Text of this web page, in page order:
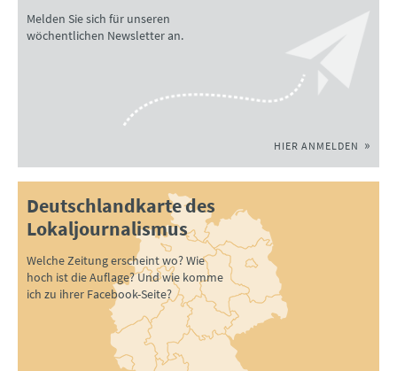
Melden Sie sich für unseren
wöchentlichen Newsletter an.
HIER ANMELDEN
Deutschlandkarte des
Lokaljournalismus
Welche Zeitung erscheint wo? Wie
hoch ist die Auflage? Und wie komme
ich zu ihrer Facebook-Seite?